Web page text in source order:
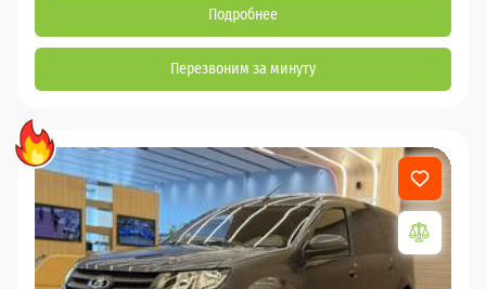
Подробнее
Перезвоним за минуту